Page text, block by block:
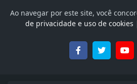
Ao navegar por este site, você
de privacidade e uso de cookies